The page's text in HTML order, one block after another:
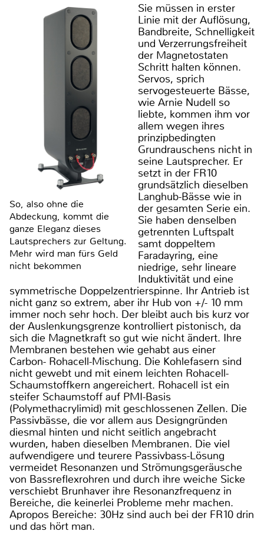
So, also ohne die
Abdeckung, kommt die
ganze Eleganz dieses
Lautsprechers zur Geltung.
Mehr wird man fürs Geld
nicht bekommen
Sie müssen in erster
Linie mit der Auflösung,
Bandbreite, Schnelligkeit
und Verzerrungsfreiheit
der Magnetostaten
Schritt halten können.
Servos, sprich
servogesteuerte Bässe,
wie Arnie Nudell so
liebte, kommen ihm vor
allem wegen ihres
prinzipbedingten
Grundrauschens nicht in
seine Lautsprecher. Er
setzt in der FR10
grundsätzlich dieselben
Langhub-Bässe wie in
der gesamten Serie ein.
Sie haben denselben
getrennten Luftspalt
samt doppeltem
Faradayring, eine
niedrige, sehr lineare
Induktivität und eine
symmetrische Doppelzentrierspinne. Ihr Antrieb ist
nicht ganz so extrem, aber ihr Hub von +/- 10 mm
immer noch sehr hoch. Der bleibt auch bis kurz vor
der Auslenkungsgrenze kontrolliert pistonisch, da
sich die Magnetkraft so gut wie nicht ändert. Ihre
Membranen bestehen wie gehabt aus einer
Carbon- Rohacell-Mischung. Die Kohlefasern sind
nicht gewebt und mit einem leichten Rohacell-
Schaumstoffkern angereichert. Rohacell ist ein
steifer Schaumstoff auf PMI-Basis
(Polymethacrylimid) mit geschlossenen Zellen. Die
Passivbässe, die vor allem aus Designgründen
diesmal hinten und nicht seitlich angebracht
wurden, haben dieselben Membranen. Die viel
aufwendigere und teurere Passivbass-Lösung
vermeidet Resonanzen und Strömungsgeräusche
von Bassreflexrohren und durch ihre weiche Sicke
verschiebt Brunhaver ihre Resonanzfrequenz in
Bereiche, die keinerlei Probleme mehr machen.
Apropos Bereiche: 30Hz sind auch bei der FR10 drin
und das hört man.